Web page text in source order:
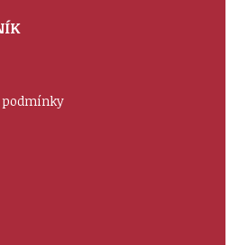
podmínky